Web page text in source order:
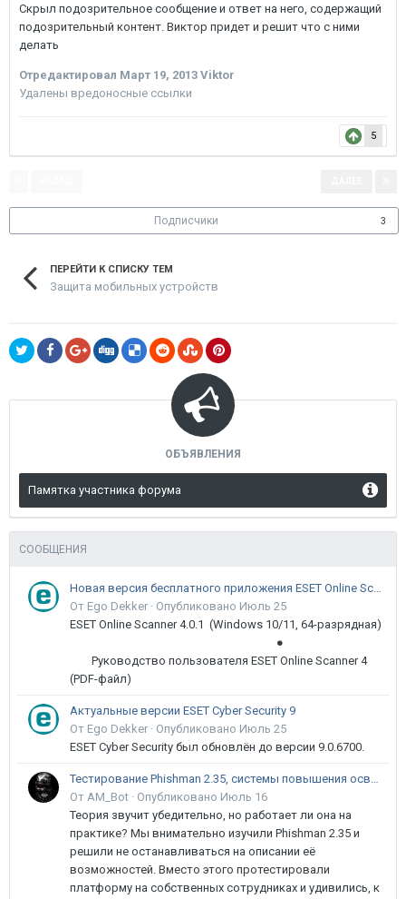
Cкрыл подозрительное сообщение и ответ на него, содержащий
подозрительный контент. Виктор придет и решит что с ними
делать
Отредактировал Март 19, 2013 Viktor
Удалены вредоносные ссылки
5
Подписчики 3
ПЕРЕЙТИ К СПИСКУ ТЕМ
Защита мобильных устройств
ОБЪЯВЛЕНИЯ
Памятка участника форума
СООБЩЕНИЯ
Новая версия бесплатного приложения ESET Online Scanner доступна пользователям
От Ego Dekker · Опубликовано Июль 25
ESET Online Scanner 4.0.1 (Windows 10/11, 64-разрядная)
●
Руководство пользователя ESET Online Scanner 4
(PDF-файл)
Актуальные версии ESET Cyber Security 9
От Ego Dekker · Опубликовано Июль 25
ESET Cyber Security был обновлён до версии 9.0.6700.
Тестирование Phishman 2.35, системы повышения осведомлённости пользователей в сфере ИБ
От AM_Bot · Опубликовано Июль 16
Теория звучит убедительно, но работает ли она на
практике? Мы внимательно изучили Phishman 2.35 и
решили не останавливаться на описании её
возможностей. Вместо этого протестировали
платформу на собственных сотрудниках и удивились, к